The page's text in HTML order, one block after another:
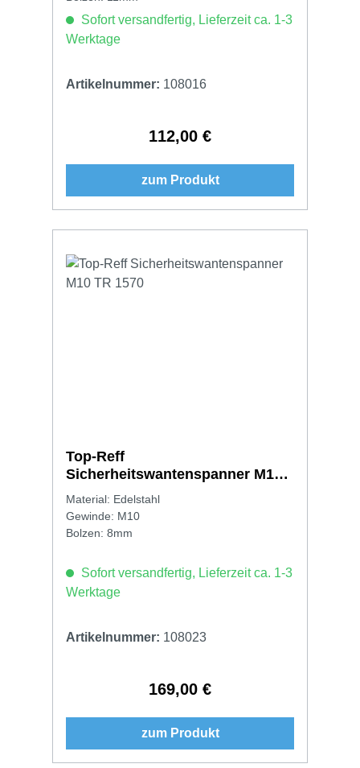
Sofort versandfertig, Lieferzeit ca. 1-3
Werktage
Artikelnummer: 108016
Regulärer Preis:
112,00 €
zum Produkt
Top-Reff
Sicherheitswantenspanner M10
TR 1570
Material: Edelstahl
Gewinde: M10
Bolzen: 8mm
Sofort versandfertig, Lieferzeit ca. 1-3
Werktage
Artikelnummer: 108023
Regulärer Preis:
169,00 €
zum Produkt